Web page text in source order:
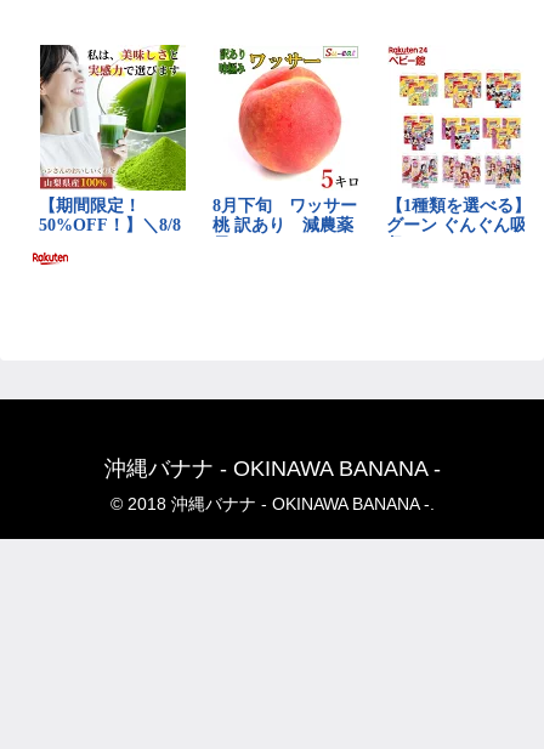
沖縄バナナ - OKINAWA BANANA -
© 2018 沖縄バナナ - OKINAWA BANANA -.